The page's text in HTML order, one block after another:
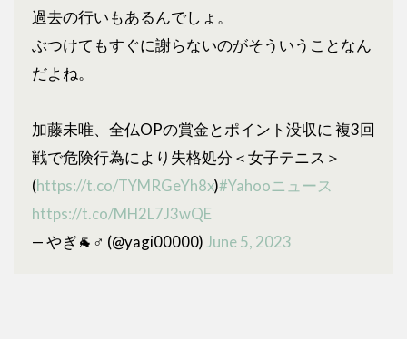
過去の行いもあるんでしょ。
ぶつけてもすぐに謝らないのがそういうことなん
だよね。
加藤未唯、全仏OPの賞金とポイント没収に 複3回
戦で危険行為により失格処分＜女子テニス＞
(https://t.co/TYMRGeYh8x)#Yahooニュース
https://t.co/MH2L7J3wQE
— やぎ🐐♂ (@yagi00000)June 5, 2023